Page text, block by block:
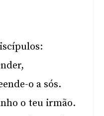
o a sós.
o teu irmão.